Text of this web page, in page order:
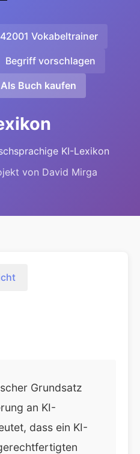
Vokabeltrainer
Begriff vorschlagen
Buch kaufen
KI-Lexikon
von David Mirga
Grundsatz
an KI-
dass ein KI-